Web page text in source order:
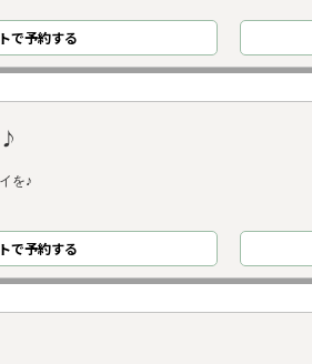
で予約する
を♪
で予約する